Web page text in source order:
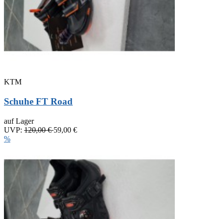
KTM
Schuhe FT Road
auf Lager
UVP: 120,00 € 59,00 €
%